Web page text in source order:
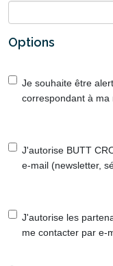
Options
Je souhaite être
correspondant à
J'autorise BUTT
e-mail (newsletter,
J'autorise les
me contacter par e-